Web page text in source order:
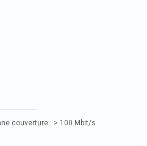
couverture : > 100 Mbit/s